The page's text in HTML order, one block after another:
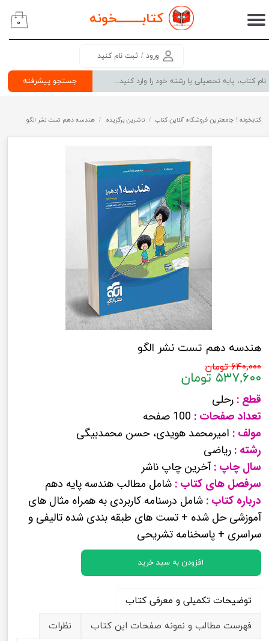
کتابــــــــخونه
جستجو پیشرفته
ورود / ثبت نام کنید
حساب کاربری من
سفارشات
۰
کتابخونه ! جامعترین فروشگاه آنلاین کتاب ناشرین برگزیده هندسه دهم تست نشر الگو
هندسه دهم تست نشر الگو
۶۴۰,۰۰۰ تومان
۵۳۷,۶۰۰ تومان
قطع : رحلی
تعداد صفحات : 100 صفحه
مولف : امیرمحمد هویدی، حسن محمدبیگی
رشته : ریاضی
سال چاپ :آخرین چاپ ناشر
سرفصل های کتاب : شامل مطالب هندسه پایه دهم
درباره کتاب : شامل درسنامه کاربردی به همراه مثال های
آموزشی حل شده + تست های طبقه بندی شده تالیفی و
سراسری + پاسخنامه تشریحی
افزودن به سبد خرید
توضیحات تکمیلی و معرفی کتاب
فهرست مطالب و نمونه صفحات این کتاب
نظرات